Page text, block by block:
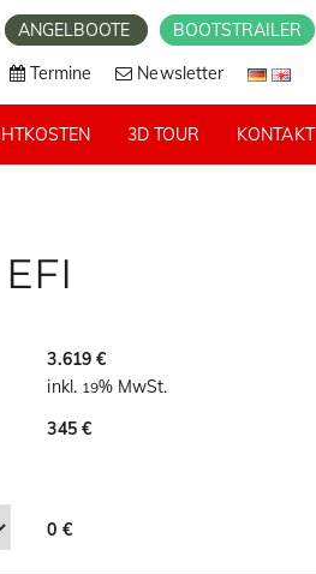
ANGELBOOTE BOOTSTRAILER
Termine Newsletter
3D TOUR KONTAKT
3.619 €
inkl. 19% MwSt.
345 €
0 €